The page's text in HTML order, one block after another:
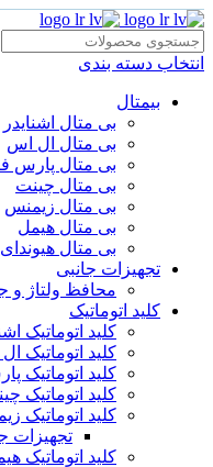
انتخاب دسته بندی
بیمتال
بی متال اشنایدر
بی متال ال اس
بی متال پارس
بی متال چینت
بی متال زیمنس
بی متال هیمل
بی متال هیوندای
تجهیزات جانبی
محافظ ولتاژ و‌
کلید اتوماتیک
کلید اتوماتیک
کلید اتوماتیک
کلید اتوماتیک
کلید اتوماتیک
کلید اتوماتیک
تجهیزات
کلید اتوماتیک